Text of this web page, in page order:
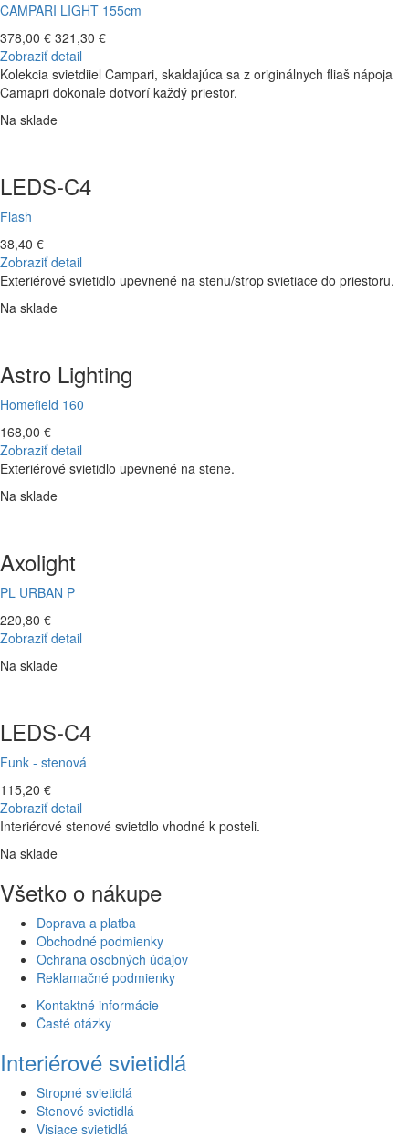
CAMPARI LIGHT 155cm
378,00 € 321,30 €
Zobraziť detail
Kolekcia svietdiiel Campari, skaldajúca sa z originálnych fliaš nápoja
Camapri dokonale dotvorí každý priestor.
Na sklade
LEDS-C4
Flash
38,40 €
Zobraziť detail
Exteriérové svietidlo upevnené na stenu/strop svietiace do priestoru.
Na sklade
Astro Lighting
Homefield 160
168,00 €
Zobraziť detail
Exteriérové svietidlo upevnené na stene.
Na sklade
Axolight
PL URBAN P
220,80 €
Zobraziť detail
Na sklade
LEDS-C4
Funk - stenová
115,20 €
Zobraziť detail
Interiérové stenové svietdlo vhodné k posteli.
Na sklade
Všetko o nákupe
Doprava a platba
Obchodné podmienky
Ochrana osobných údajov
Reklamačné podmienky
Kontaktné informácie
Časté otázky
Interiérové svietidlá
Stropné svietidlá
Stenové svietidlá
Visiace svietidlá